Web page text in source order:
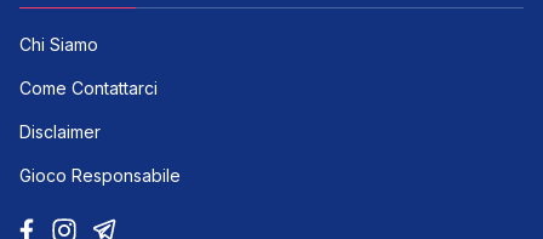
Chi Siamo
Come Contattarci
Disclaimer
Gioco Responsabile